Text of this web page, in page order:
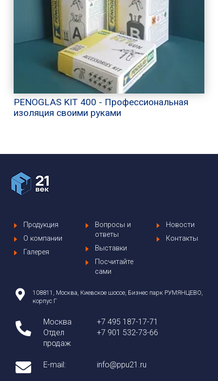
PENOGLAS KIT 400 - Профессиональная
изоляция своими руками
Продукция
О компании
Галерея
Вопросы и
ответы
Выставки
Посчитайте
сами
Новости
Контакты
108811, Москва, Киевское шоссе, Бизнес парк РУМЯНЦЕВО,
корпус Г
Москва
Отдел
продаж
+7 495 187-17-71
+7 901 532-73-66
E-mail: info@ppu21.ru